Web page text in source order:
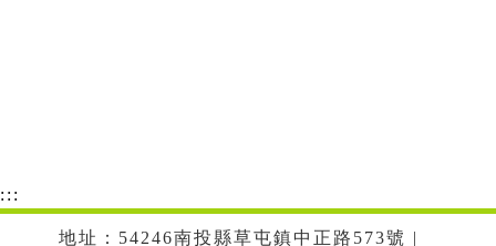
:::
地址：54246南投縣草屯鎮中正路573號 |